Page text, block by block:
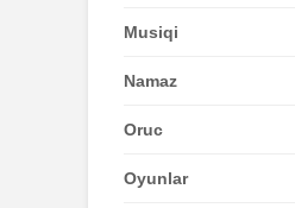
Musiqi
Namaz
Oruc
Oyunlar